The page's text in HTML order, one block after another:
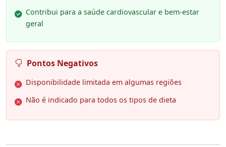
Contribui para a saúde cardiovascular e bem-estar
geral
Pontos Negativos
Disponibilidade limitada em algumas regiões
Não é indicado para todos os tipos de dieta